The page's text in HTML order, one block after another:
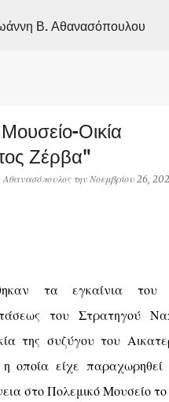
στο κύριο περιεχόμενο
Β. Αθανασόπουλου
Οικία
Ζέρβα"
Αθανασόπουλος την Νοεμβρίου 26,
τα εγκαίνια του
του Στρατηγού
της συζύγου του
η οποία είχε
στο Πολεμικό Μουσείο